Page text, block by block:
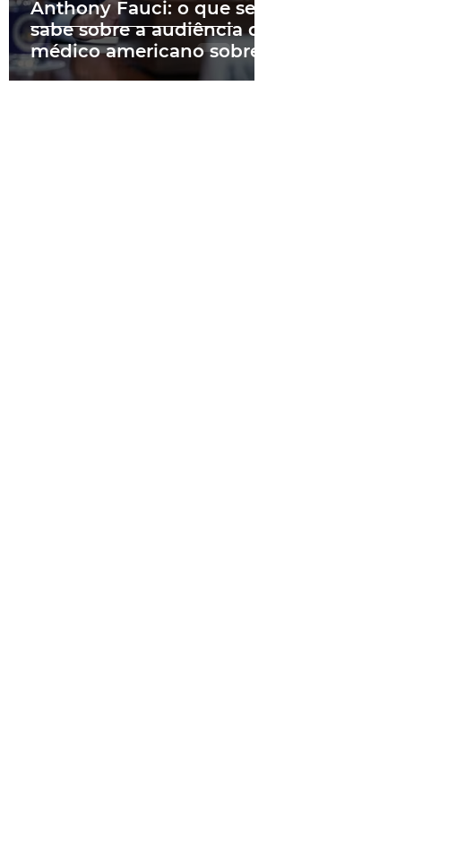
Anthony Fauci: o que se
sabe sobre a audiência do
médico americano sobre
a pandemia e as fake